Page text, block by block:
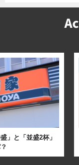
」と「並盛2杯」